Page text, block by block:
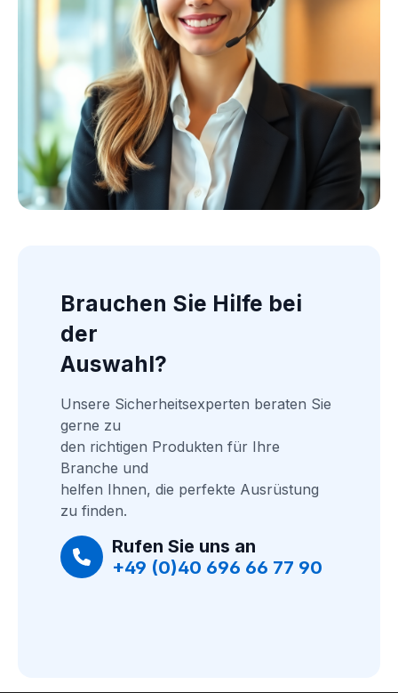
Brauchen Sie Hilfe bei
der
Auswahl?
Unsere Sicherheitsexperten beraten Sie
gerne zu
den richtigen Produkten für Ihre
Branche und
helfen Ihnen, die perfekte Ausrüstung
zu finden.
Rufen Sie uns an
+49 (0)40 696 66 77 90